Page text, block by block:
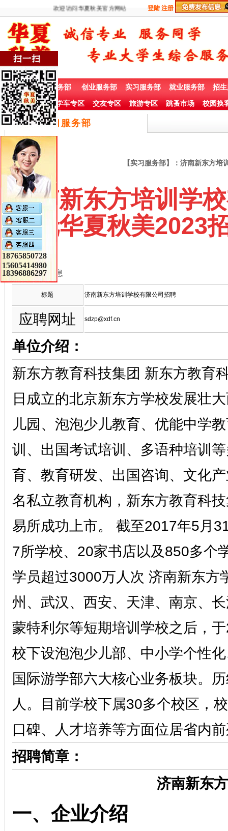
欢迎访问华夏秋美官方网站 登陆 注册
首 页 兼职服务部 创业服务部 实习服务部 就业服务部 招
社团赞助专栏 学车专区 交友专区 旅游专区 跳蚤市场 校园换
实习服务部
【实习服务部】：济南新东方
济南新东方培训学
委托华夏秋美2023
招聘信息
标题 济南新东方培训学校有限公司招聘
应聘网址 sdzp@xdf.cn
单位介绍：
新东方教育科技集团 新东方教育
日成立的北京新东方学校发展壮
儿园、泡泡少儿教育、优能中学
训、出国考试培训、多语种培训
育、教育研发、出国咨询、文化
名私立教育机构，新东方教育科
易所成功上市。 截至2017年5月
7所学校、20家书店以及850多个
学员超过3000万人次 济南新东方
州、武汉、西安、天津、南京、
蒙特利尔等短期培训学校之后，
校下设泡泡少儿部、中小学个性
国际游学部六大核心业务板块。
人。目前学校下属30多个校区，
口碑、人才培养等方面位居省内
招聘简章：
济南新东
一、企业介绍
18765850728
15605414980
18396886297